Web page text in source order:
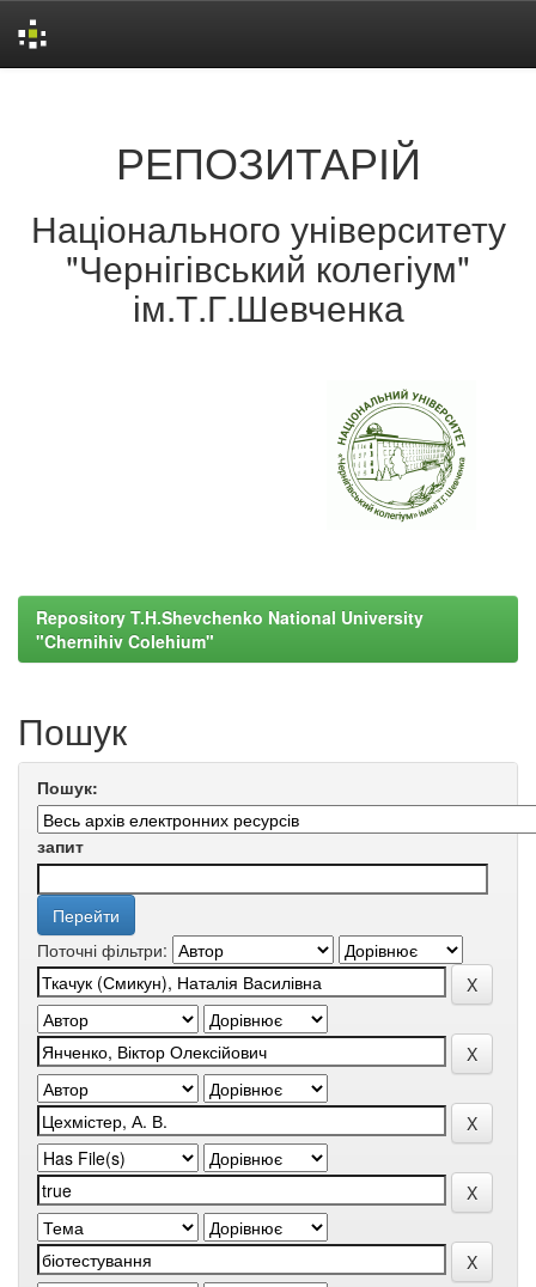
РЕПОЗИТАРІЙ
Національного університету
"Чернігівський колегіум"
ім.Т.Г.Шевченка
Repository T.H.Shevchenko National University
"Chernihiv Colehium"
Пошук
Пошук:
запит
Поточні фільтри: